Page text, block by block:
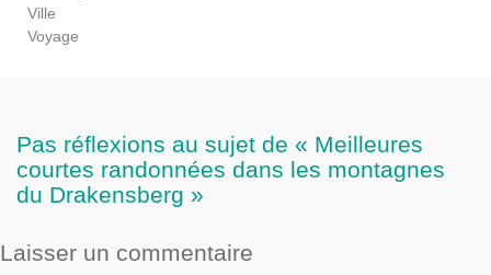
Ville
Voyage
Pas réflexions au sujet de « Meilleures
courtes randonnées dans les montagnes
du Drakensberg »
Laisser un commentaire